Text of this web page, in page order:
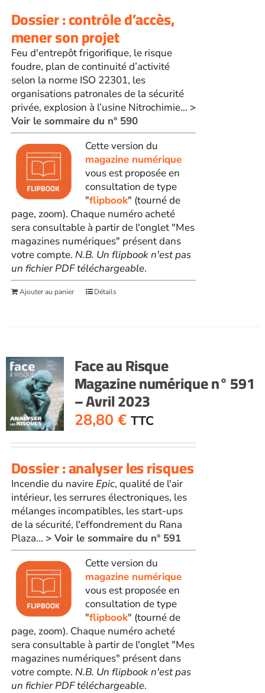
Dossier : contrôle d’accès,
mener son projet
Feu d'entrepôt frigorifique, le risque
foudre, plan de continuité d’activité
selon la norme ISO 22301, les
organisations patronales de la sécurité
privée, explosion à l’usine Nitrochimie... >
Voir le sommaire du n° 590
Cette version du
magazine numérique
vous est proposée en
consultation de type
"flipbook" (tourné de
page, zoom). Chaque numéro acheté
sera consultable à partir de l'onglet "Mes
magazines numériques" présent dans
votre compte. N.B. Un flipbook n'est pas
un fichier PDF téléchargeable.
Ajouter au panier Détails
Face au Risque
Magazine numérique n° 591
– Avril 2023
28,80 € TTC
Dossier : analyser les risques
Incendie du navire Epic, qualité de l'air
intérieur, les serrures électroniques, les
mélanges incompatibles, les start-ups
de la sécurité, l'effondrement du Rana
Plaza... > Voir le sommaire du n° 591
Cette version du
magazine numérique
vous est proposée en
consultation de type
"flipbook" (tourné de
page, zoom). Chaque numéro acheté
sera consultable à partir de l'onglet "Mes
magazines numériques" présent dans
votre compte. N.B. Un flipbook n'est pas
un fichier PDF téléchargeable.